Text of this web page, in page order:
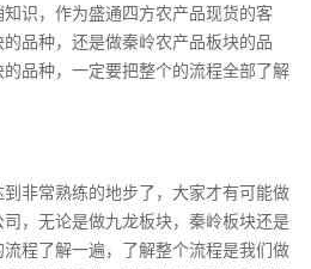
识，作为盛通四方农产品现货的客
品种，还是做秦岭农产品板块的品
品种，一定要把整个的流程全部了解
非常熟练的地步了，大家才有可能做
，无论是做九龙板块，秦岭板块还是
程了解一遍，了解整个流程是我们做